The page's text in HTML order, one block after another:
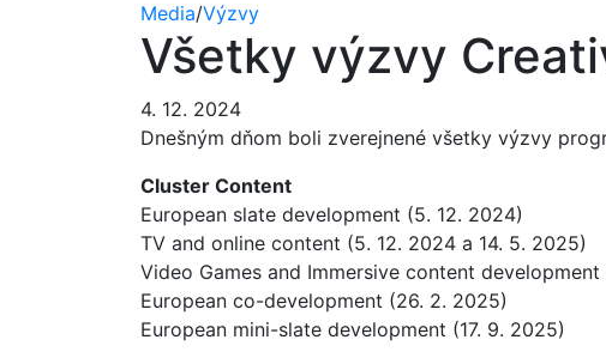
Media/Výzvy
Všetky výzvy
4. 12. 2024
Dnešným dňom boli zverejnené všetky výzvy
Cluster Content
European slate development (5. 12. 2024)
TV and online content (5. 12. 2024 a 14. 5. 2025)
Video Games and Immersive content development
European co-development (26. 2. 2025)
European mini-slate development (17. 9. 2025)